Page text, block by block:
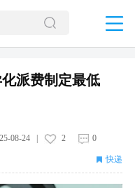
派费制定最低
08-24| 2 0
快递